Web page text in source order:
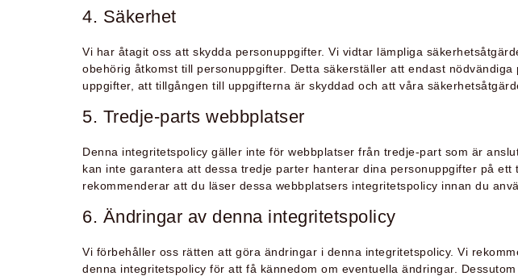
4. Säkerhet
Vi har åtagit oss att skydda personuppgifter. Vi vidtar lämpliga
obehörig åtkomst till personuppgifter. Detta säkerställer att endast
uppgifter, att tillgången till uppgifterna är skyddad och att våra
5. Tredje-parts webbplatser
Denna integritetspolicy gäller inte för webbplatser från tredje-part som är
kan inte garantera att dessa tredje parter hanterar dina personuppgifter på
rekommenderar att du läser dessa webbplatsers integritetspolicy innan du
6. Ändringar av denna integritetspolicy
Vi förbehåller oss rätten att göra ändringar i denna integritetspolicy. Vi
denna integritetspolicy för att få kännedom om eventuella ändringar.